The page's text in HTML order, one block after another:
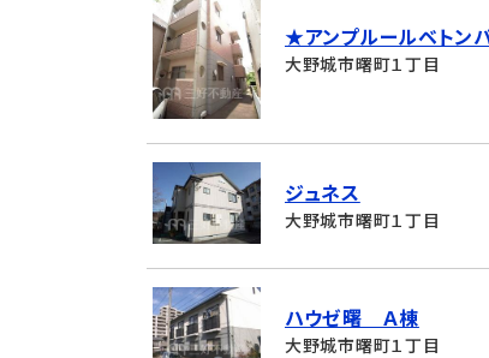
★アンプルールベトン
大野城市曙町１丁目
ジュネス
大野城市曙町１丁目
ハウゼ曙 Ａ棟
大野城市曙町１丁目